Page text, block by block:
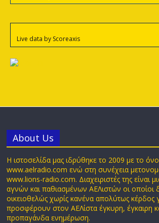
Live data by Scoreaxis
Αbout Us
Η ιστοσελίδα μας ιδρύθηκε το 2009 με το
www.aelradio.com ενώ στη συνέχεια
www.lions-radio.com. Διαχειριστές της είναι
αγνών και παθιασμένων ΑΕΛιστών οι οποίοι
οικειοθελώς χωρίς κανένα απολύτως κέρδος
προσφέρουν στον ΑΕΛίστα έγκυρη, έγκαιρη
προπαγάνδα ενημέρωση.